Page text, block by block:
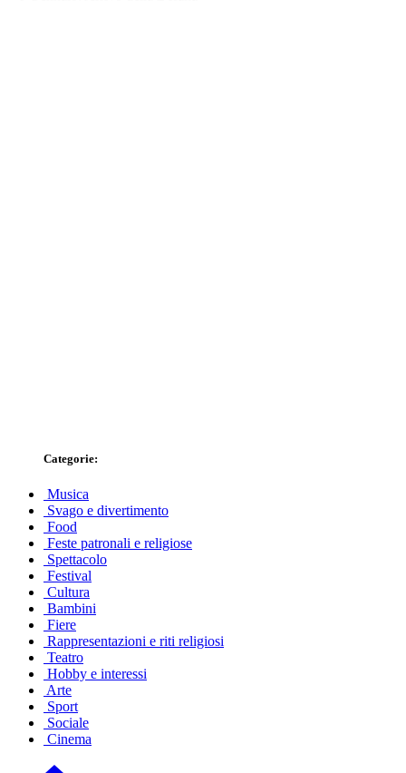
Categorie:
Musica
Svago e divertimento
Food
Feste patronali e religiose
Spettacolo
Festival
Cultura
Bambini
Fiere
Rappresentazioni e riti religiosi
Teatro
Hobby e interessi
Arte
Sport
Sociale
Cinema